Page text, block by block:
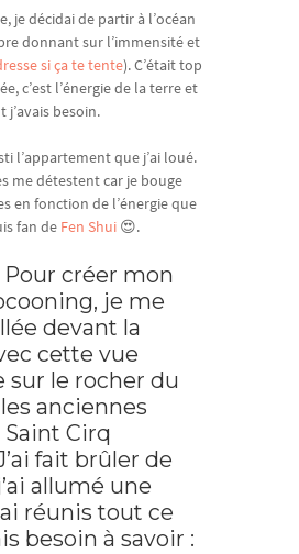
je décidai de partir à l’océan
donnant sur l’immensité et
si ça te tente). C’était top
c’est l’énergie de la terre et
j’avais besoin.
l’appartement que j’ai loué.
me détestent car je bouge
en fonction de l’énergie que
fan de Fen Shui 😍.
Pour créer mon
je me
devant la
cette vue
sur le rocher du
anciennes
Cirq
fait brûler de
allumé une
réunis tout ce
besoin à savoir :